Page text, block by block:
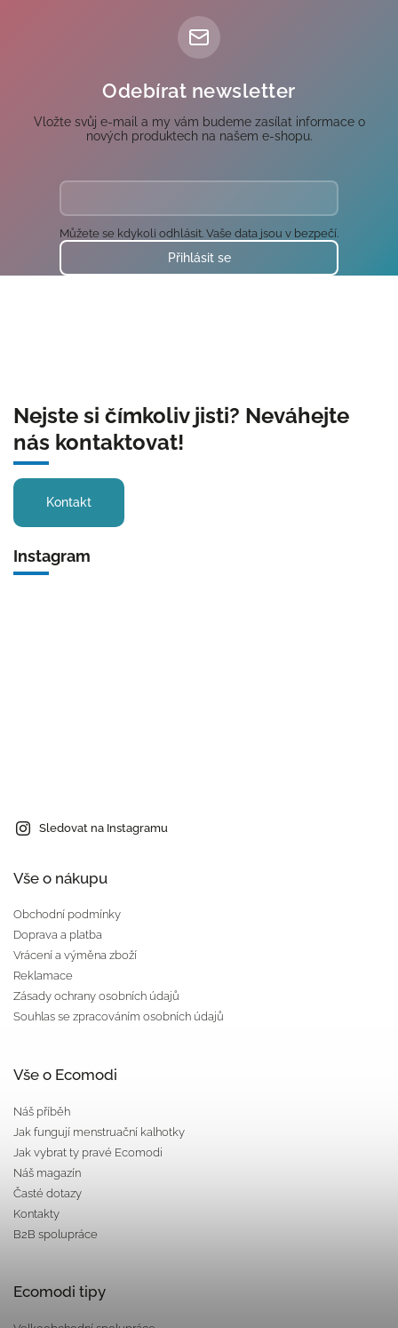
Odebírat newsletter
Vložte svůj e-mail a my vám budeme zasílat informace o
nových produktech na našem e-shopu.
Můžete se kdykoli odhlásit. Vaše data jsou v bezpečí.
Přihlásit se
Nejste si čímkoliv jisti? Neváhejte
nás kontaktovat!
Kontakt
Instagram
Sledovat na Instagramu
Vše o nákupu
Obchodní podmínky
Doprava a platba
Vrácení a výměna zboží
Reklamace
Zásady ochrany osobních údajů
Souhlas se zpracováním osobních údajů
Vše o Ecomodi
Náš příběh
Jak fungují menstruační kalhotky
Jak vybrat ty pravé Ecomodi
Náš magazín
Časté dotazy
Kontakty
B2B spolupráce
Ecomodi tipy